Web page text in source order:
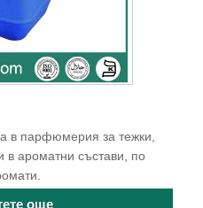
в парфюмерия за тежки,
в ароматни състави, по
още